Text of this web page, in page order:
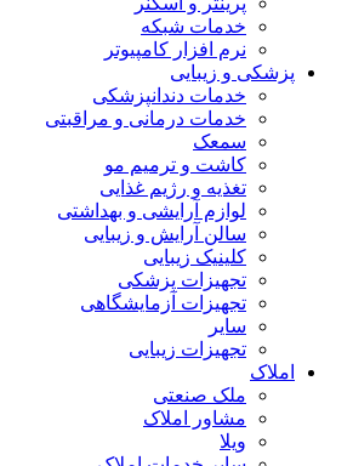
خدمات شبکه
نرم افزار کامپیوتر
پزشکی و زیبایی
خدمات دندانپزشکی
خدمات درمانی و مراقبتی
سمعک
کاشت و ترمیم مو
تغذیه و رژیم غذایی
لوازم آرایشی و بهداشتی
سالن آرایش و زیبایی
کلینیک زیبایی
تجهیزات پزشکی
تجهیزات آزمایشگاهی
سایر
تجهیزات زیبایی
املاک
ملک صنعتی
مشاور املاک
ویلا